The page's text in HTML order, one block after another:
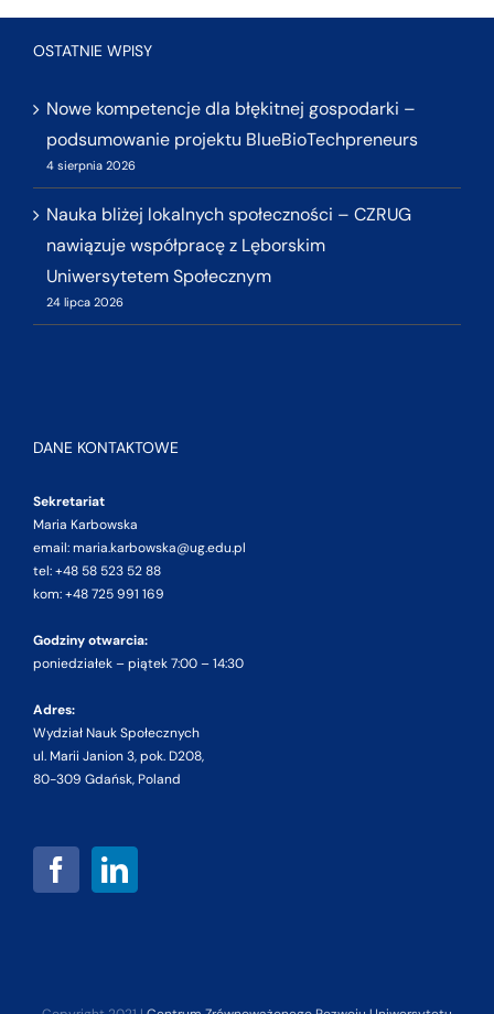
OSTATNIE WPISY
Nowe kompetencje dla błękitnej gospodarki –
podsumowanie projektu BlueBioTechpreneurs
4 sierpnia 2026
Nauka bliżej lokalnych społeczności – CZRUG
nawiązuje współpracę z Lęborskim
Uniwersytetem Społecznym
24 lipca 2026
DANE KONTAKTOWE
Sekretariat
Maria Karbowska
email: maria.karbowska@ug.edu.pl
tel: +48 58 523 52 88
kom: +48 725 991 169
Godziny otwarcia:
poniedziałek – piątek 7:00 – 14:30
Adres:
Wydział Nauk Społecznych
ul. Marii Janion 3, pok. D208,
80-309 Gdańsk, Poland